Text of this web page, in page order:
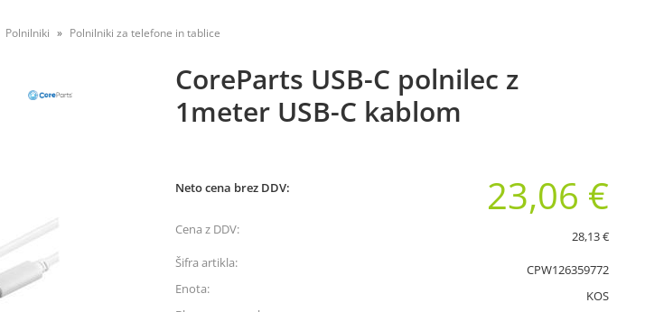
Polnilniki Polnilniki za telefone in tablice
CoreParts USB-C polnilec z
1meter USB-C kablom
Neto cena brez DDV: 23,06 €
Cena z DDV:
28,13 €
Šifra artikla:
CPW126359772
Enota:
KOS